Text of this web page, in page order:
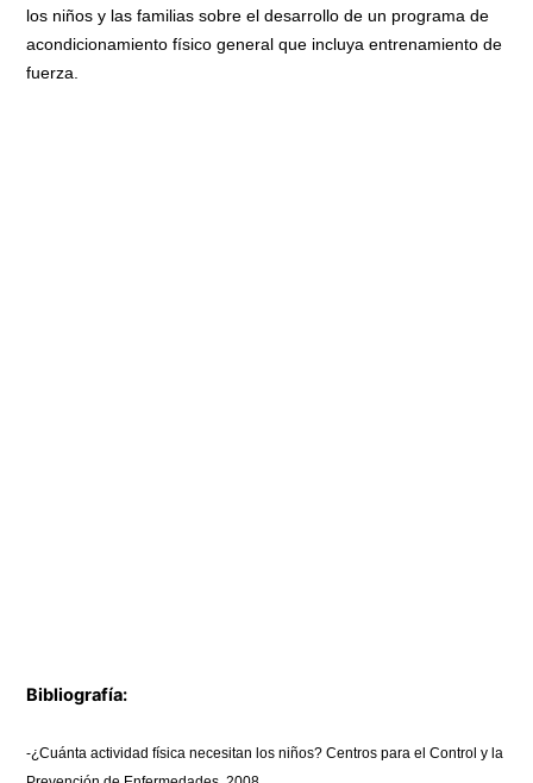
los niños y las familias sobre el desarrollo de un programa de
acondicionamiento físico general que incluya entrenamiento de
fuerza.
Bibliografía:
-¿Cuánta actividad física necesitan los niños? Centros para el Control y la